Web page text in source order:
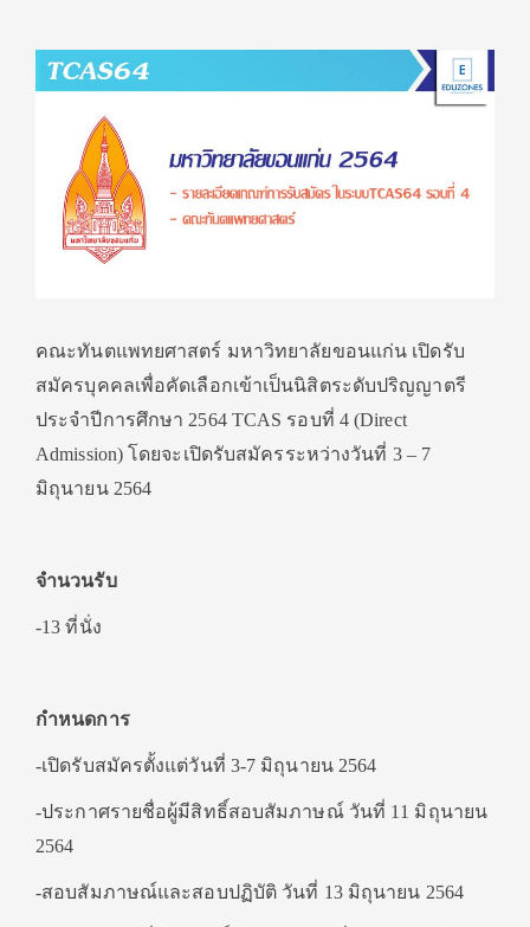
คณะทันตแพทยศาสตร์ มหาวิทยาลัยขอนแก่น เปิดรับ
สมัครบุคคลเพื่อคัดเลือกเข้าเป็นนิสิตระดับปริญญาตรี
ประจำปีการศึกษา 2564 TCAS รอบที่ 4 (Direct
Admission) โดยจะเปิดรับสมัครระหว่างวันที่ 3 – 7
มิถุนายน 2564
จำนวนรับ
-13 ที่นั่ง
กำหนดการ
-เปิดรับสมัครตั้งแต่วันที่ 3-7 มิถุนายน 2564
-ประกาศรายชื่อผู้มีสิทธิ์สอบสัมภาษณ์ วันที่ 11 มิถุนายน
2564
-สอบสัมภาษณ์และสอบปฏิบัติ วันที่ 13 มิถุนายน 2564